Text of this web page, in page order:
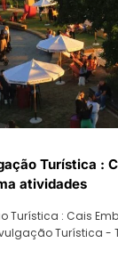
Turística :
atividades
Turística : Cais
Turística -